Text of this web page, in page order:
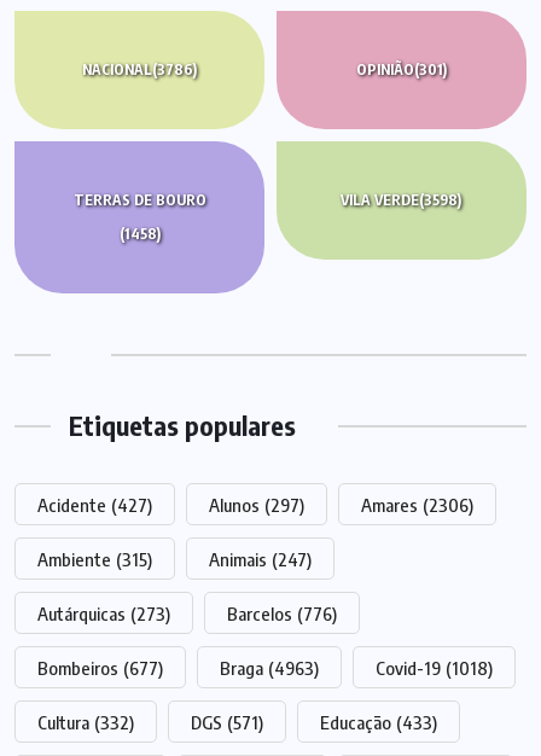
NACIONAL(3786) OPINIÃO(301)
TERRAS DE BOURO
(1458)
VILA VERDE(3598)
Etiquetas populares
Acidente (427) Alunos (297) Amares (2306)
Ambiente (315) Animais (247)
Autárquicas (273) Barcelos (776)
Bombeiros (677) Braga (4963) Covid-19 (1018)
Cultura (332) DGS (571) Educação (433)